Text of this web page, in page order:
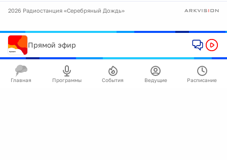
2026 Радиостанция «Серебряный Дождь»
Прямой эфир
Главная Программы События Ведущие Расписание